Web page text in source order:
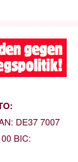
DE37 7007
BIC: